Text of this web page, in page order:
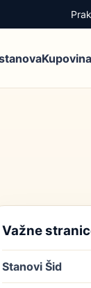
Važne
Stanovi Šid